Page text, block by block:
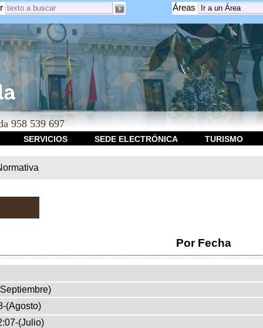
Áreas
958 539 697
SERVICIOS SEDE ELECTRÓNICA TURISMO
Por Fecha
(Agosto)
(Julio)